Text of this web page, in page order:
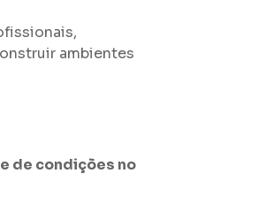
ambientes
de condições no